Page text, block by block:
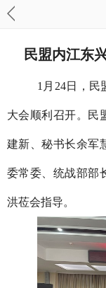
民盟内江东
1月24日，民
大会顺利召开。民
建新、秘书长余军
委常委、统战部部
洪莅会指导。